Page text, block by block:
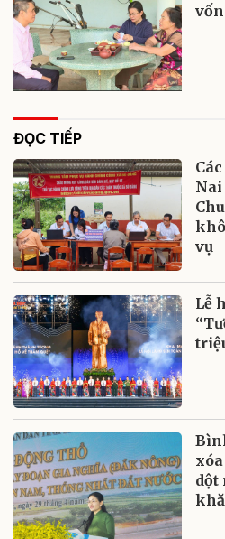
ĐỌC TIẾP
Nai
vụ
Lễ
dột